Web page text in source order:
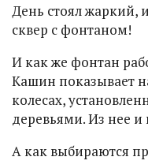
День стоял жаркий,
сквер с фонтаном!
И как же фонтан
Кашин показывает
колесах,
деревьями. Из нее и
А как выбираются